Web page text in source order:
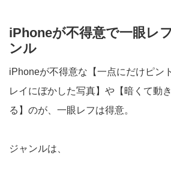
iPhoneが不得意で一眼レ
ンル
iPhoneが不得意な【一点にだけピン
レイにぼかした写真】や【暗くて動
る】のが、一眼レフは得意。
ジャンルは、